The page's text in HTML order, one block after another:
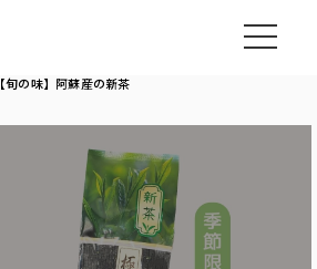
【旬の味】阿蘇産の新茶